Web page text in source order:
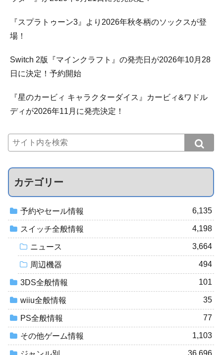
『スプラトゥーン3』より2026年秋冬柄のソックスが登
場！
Switch 2版『マインクラフト』の発売日が2026年10月28
日に決定！予約開始
『星のカービィ キャラクターダイス』カービィ&ワドル
ディが2026年11月に発売決定！
カテゴリー
予約やセール情報 6,135
スイッチ全般情報 4,198
ニュース 3,664
周辺機器 494
3DS全般情報 101
wiiu全般情報 35
PS全般情報 77
その他ゲーム情報 1,103
36,696